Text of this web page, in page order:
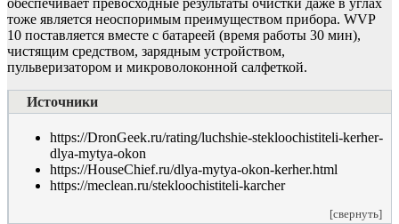
тоже является неоспоримым преимуществом прибора. WVP
10 поставляется вместе с батареей (время работы 30 мин),
чистящим средством, зарядным устройством,
пульверизатором и микроволоконной салфеткой.
Источники
https://DronGeek.ru/rating/luchshie-stekloochistiteli-kerher-
dlya-mytya-okon
https://HouseChief.ru/dlya-mytya-okon-kerher.html
https://meclean.ru/stekloochistiteli-karcher
[свернуть]